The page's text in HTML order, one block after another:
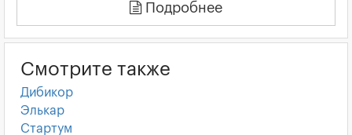
Подробнее
Смотрите также
Дибикор
Элькар
Стартум